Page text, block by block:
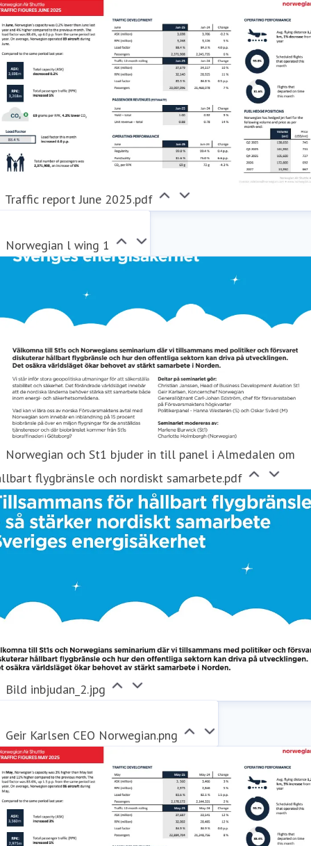
Traffic report June 2025.pdf
Norwegian l wing 1
Norwegian och St1 bjuder in till panel i Almedalen om
flygbränsle och nordiskt samarbete.pdf
Bild inbjudan_2.jpg
Geir Karlsen CEO Norwegian.png